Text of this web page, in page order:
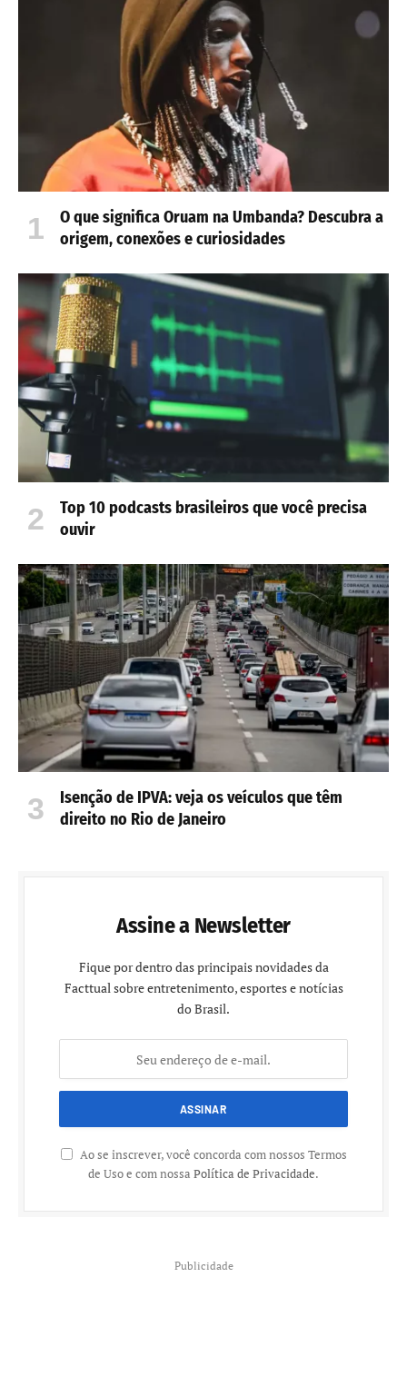
O que significa Oruam na Umbanda? Descubra a
origem, conexões e curiosidades
Top 10 podcasts brasileiros que você precisa
ouvir
Isenção de IPVA: veja os veículos que têm
direito no Rio de Janeiro
Assine a Newsletter
Fique por dentro das principais novidades da
Facttual sobre entretenimento, esportes e notícias
do Brasil.
Ao se inscrever, você concorda com nossos Termos
de Uso e com nossa Política de Privacidade.
Publicidade